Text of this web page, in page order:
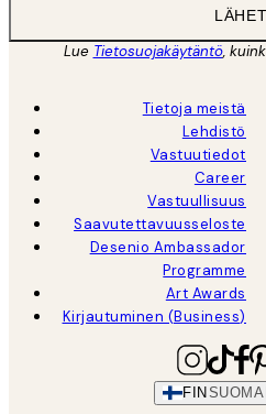
Lue Tietosuojakäytäntö,
Tietoja meistä
Lehdistö
Vastuutiedot
Career
Vastuullisuus
Saavutettavuusseloste
Desenio Ambassador
Programme
Art Awards
Kirjautuminen (Business)
FIN